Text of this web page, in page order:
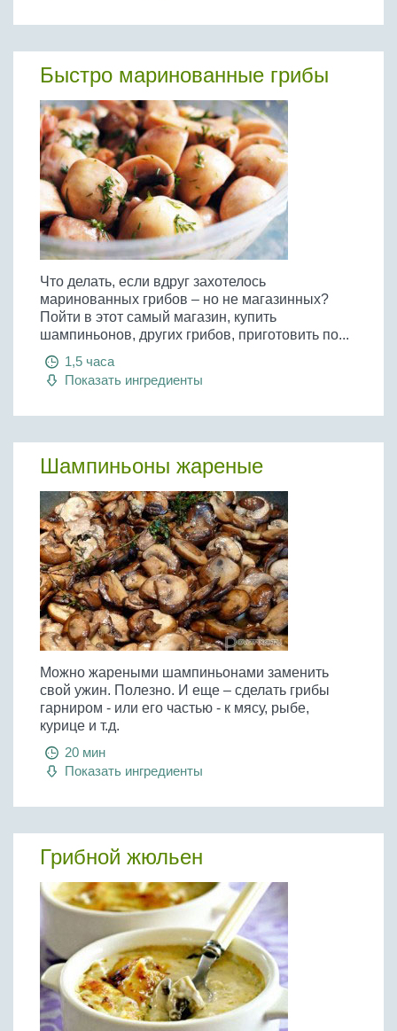
Быстро маринованные грибы
Что делать, если вдруг захотелось
маринованных грибов – но не магазинных?
Пойти в этот самый магазин, купить
шампиньонов, других грибов, приготовить по...
1,5 часа
Показать ингредиенты
Шампиньоны жареные
Можно жареными шампиньонами заменить
свой ужин. Полезно. И еще – сделать грибы
гарниром - или его частью - к мясу, рыбе,
курице и т.д.
20 мин
Показать ингредиенты
Грибной жюльен